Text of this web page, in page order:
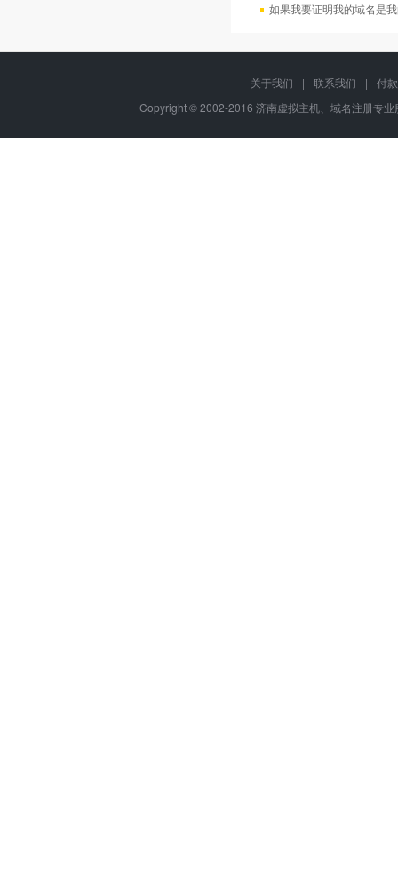
如果我要证明我的域名是
关于我们 | 联系我们 |
付
Copyright © 2002-2016 济南虚拟主机、域名注册专